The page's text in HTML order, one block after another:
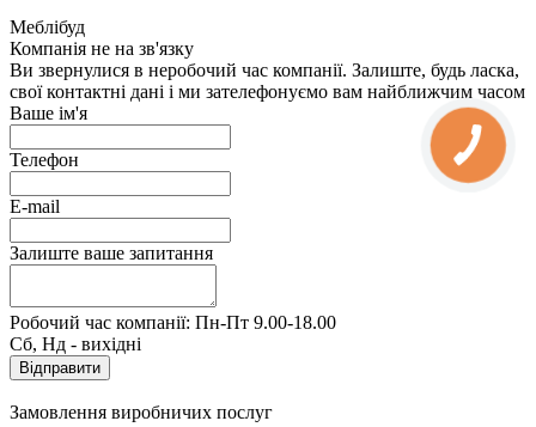
Меблібуд
Компанія не на зв'язку
Ви звернулися в неробочий час компанії. Залиште, будь ласка,
свої контактні дані і ми зателефонуємо вам найближчим часом
Ваше ім'я
Телефон
E-mail
Залиште ваше запитання
Робочий час компанії: Пн-Пт 9.00-18.00
Сб, Нд - вихідні
Замовлення виробничих послуг